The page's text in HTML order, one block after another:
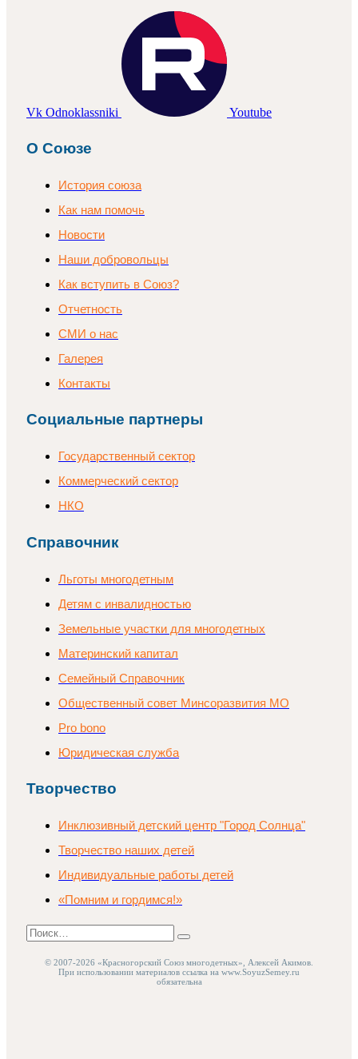
Vk Odnoklassniki Youtube
О Союзе
История союза
Как нам помочь
Новости
Наши добровольцы
Как вступить в Союз?
Отчетность
СМИ о нас
Галерея
Контакты
Социальные партнеры
Государственный сектор
Коммерческий сектор
НКО
Справочник
Льготы многодетным
Детям с инвалидностью
Земельные участки для многодетных
Материнский капитал
Семейный Справочник
Общественный совет Минсоразвития МО
Pro bono
Юридическая служба
Творчество
Инклюзивный детский центр "Город Солнца"
Творчество наших детей
Индивидуальные работы детей
«Помним и гордимся!»
Поиск
Найти
© 2007-2026 «Красногорский Союз многодетных», Алексей Акимов.
При использовании материалов ссылка на www.SoyuzSemey.ru
обязательна